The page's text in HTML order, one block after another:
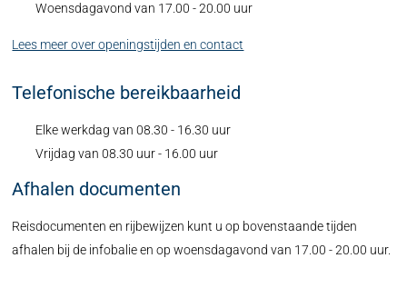
Woensdagavond van 17.00 - 20.00 uur
Lees meer over openingstijden en contact
Telefonische bereikbaarheid
Elke werkdag van 08.30 - 16.30 uur
Vrijdag van 08.30 uur - 16.00 uur
Afhalen documenten
Reisdocumenten en rijbewijzen kunt u op bovenstaande tijden
afhalen bij de infobalie en op woensdagavond van 17.00 - 20.00 uur.